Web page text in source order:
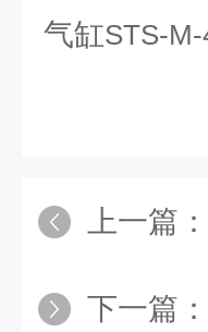
气缸STS-
上一篇：
下一篇：